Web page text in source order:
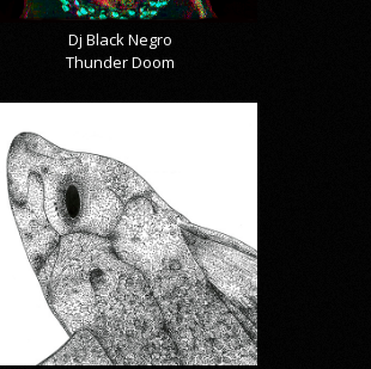
Dj Black Negro
Thunder Doom